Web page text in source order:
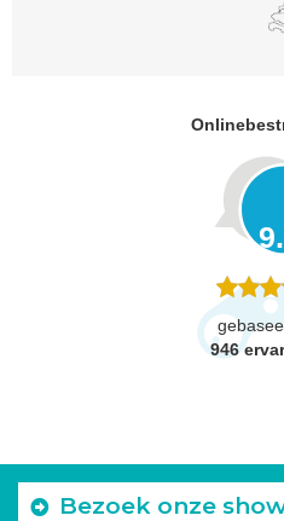
946
Bezoek onze